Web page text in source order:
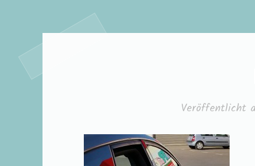
Veröffentlicht